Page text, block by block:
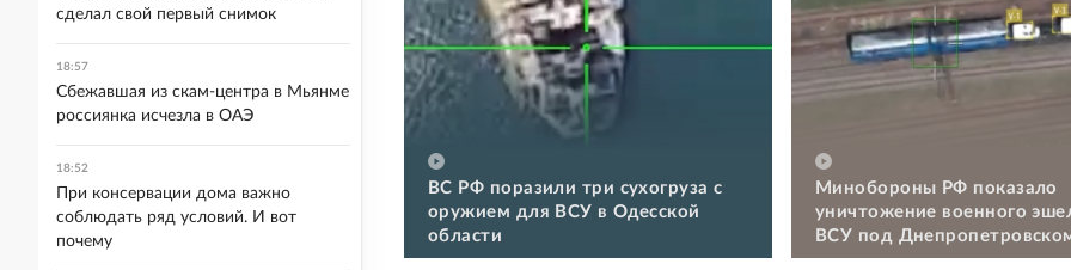
ВС РФ поразили три сухогруза с
оружием для ВСУ в Одесской
области
Минобороны РФ показало
уничтожение военного
ВСУ под
сделал свой первый снимок
18:57
Сбежавшая из скам-центра в Мьянме
россиянка исчезла в ОАЭ
18:52
При консервации дома важно
соблюдать ряд условий. И вот
почему